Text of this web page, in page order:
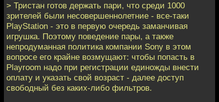
> Тристан готов держать пари, что среди 1000
зрителей были несовершеннолетние - все-таки
PlayStation - это в первую очередь заманчивая
игрушка. Поэтому поведение пары, а также
непродуманная политика компании Sony в этом
вопросе его крайне возмущают: чтобы попасть в
Playroom надо при регистрации единожды внести
оплату и указать свой возраст - далее доступ
свободный без каких-либо фильтров.